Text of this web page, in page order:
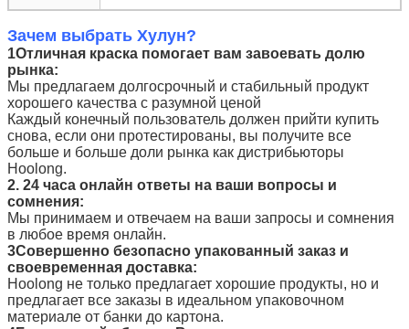
Зачем выбрать Хулун?
1Отличная краска помогает вам завоевать долю
рынка:
Мы предлагаем долгосрочный и стабильный продукт
хорошего качества с разумной ценой
Каждый конечный пользователь должен прийти купить
снова, если они протестированы, вы получите все
больше и больше доли рынка как дистрибьюторы
Hoolong.
2. 24 часа онлайн ответы на ваши вопросы и
сомнения:
Мы принимаем и отвечаем на ваши запросы и сомнения
в любое время онлайн.
3Совершенно безопасно упакованный заказ и
своевременная доставка:
Hoolong не только предлагает хорошие продукты, но и
предлагает все заказы в идеальном упаковочном
материале от банки до картона.